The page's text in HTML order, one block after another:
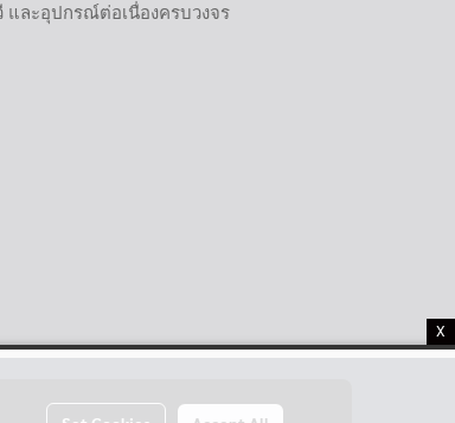
X
และอุปกรณ์ต่อเนื่องครบวงจร